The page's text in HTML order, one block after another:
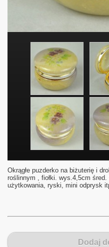
Okrągłe puzderko na biżuterię i
roślinnym , fiołki. wys.4,5cm
użytkowania, ryski, mini odprysk
Dodaj